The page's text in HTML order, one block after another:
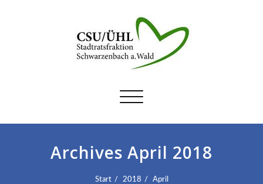
Schalte
Archives April 2018
Start 2018 April